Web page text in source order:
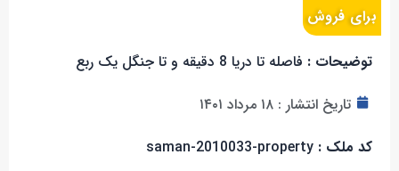
برای فروش
توضیحات : فاصله تا دریا 8 دقیقه و تا جنگل یک ربع
تاریخ انتشار : ۱۸ مرداد ۱۴۰۱
کد ملک : saman-2010033-property